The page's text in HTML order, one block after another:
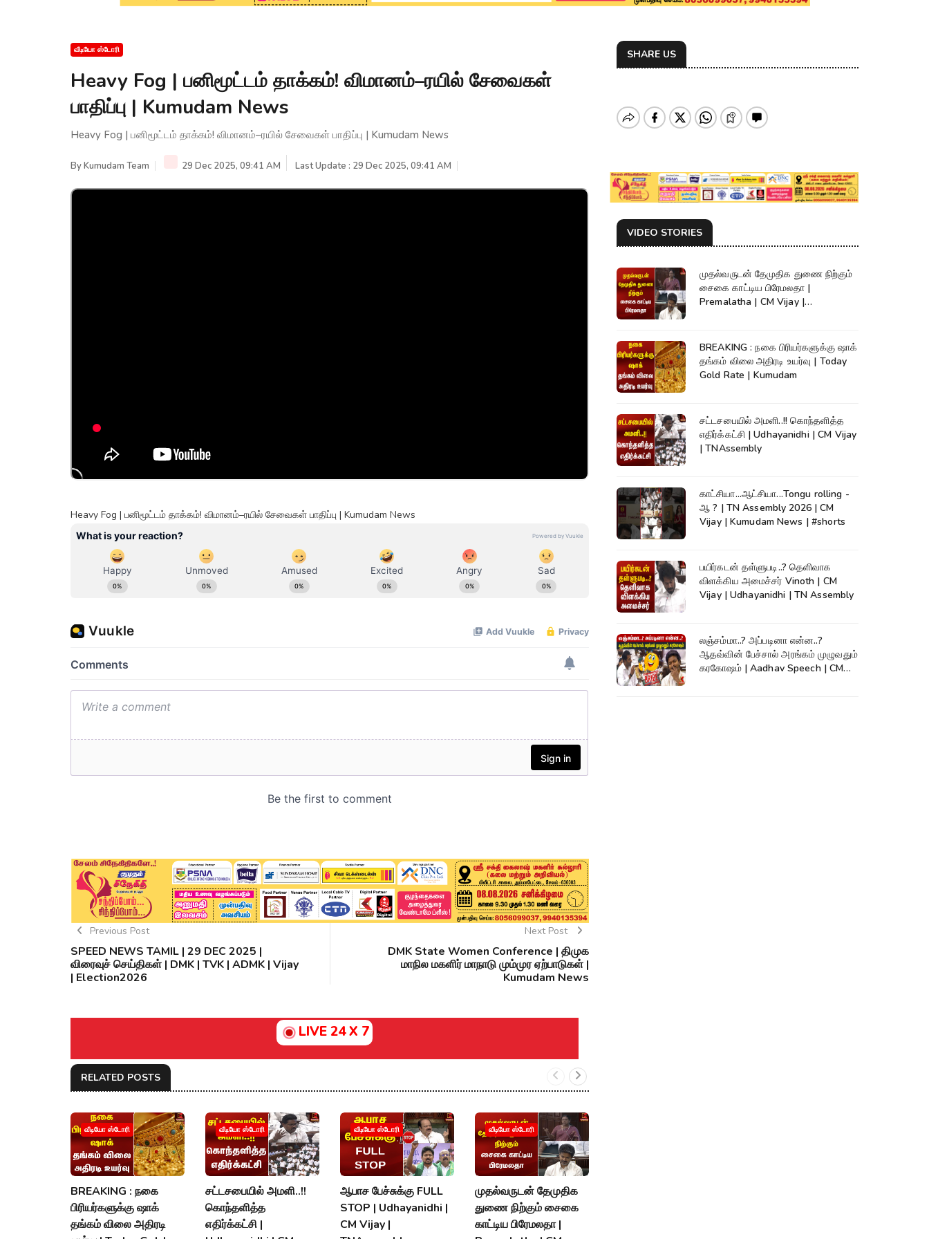
வீடியோ ஸ்டோரி
Heavy Fog | பனிமூட்டம் தாக்கம்! விமானம்–ரயில் சேவைகள்
பாதிப்பு | Kumudam News
Heavy Fog | பனிமூட்டம் தாக்கம்! விமானம்–ரயில் சேவைகள் பாதிப்பு | Kumudam News
ByKumudam Team 29 Dec 2025, 09:41 AM Last Update : 29 Dec 2025, 09:41 AM
Heavy Fog | பனிமூட்டம் தாக்கம்! விமானம்–ரயில் சேவைகள் பாதிப்பு | Kumudam News
Previous Post
SPEED NEWS TAMIL | 29 DEC 2025 |
விரைவுச் செய்திகள் | DMK | TVK | ADMK | Vijay
| Election2026
Next Post
DMK State Women Conference | திமுக
மாநில மகளிர் மாநாடு மும்முர ஏற்பாடுகள் |
Kumudam News
LIVE 24 X 7
RELATED POSTS
வீடியோ ஸ்டோரி
BREAKING : நகை
பிரியர்களுக்கு ஷாக்
தங்கம் விலை அதிரடி
வீடியோ ஸ்டோரி
சட்டசபையில் அமளி..!!
கொந்தளித்த
எதிர்க்கட்சி |
வீடியோ ஸ்டோரி
ஆபாச பேச்சுக்கு FULL
STOP | Udhayanidhi |
CM Vijay |
வீடியோ ஸ்டோரி
முதல்வருடன் தேமுதிக
துணை நிற்கும் சைகை
காட்டிய பிரேமலதா |
SHARE US
VIDEO STORIES
முதல்வருடன் தேமுதிக துணை நிற்கும்
சைகை காட்டிய பிரேமலதா |
Premalatha | CM Vijay |
BREAKING : நகை பிரியர்களுக்கு ஷாக்
தங்கம் விலை அதிரடி உயர்வு | Today
Gold Rate | Kumudam
சட்டசபையில் அமளி..!! கொந்தளித்த
எதிர்க்கட்சி | Udhayanidhi | CM Vijay
| TNAssembly
காட்சியா...ஆட்சியா...Tongu rolling -
ஆ ? | TN Assembly 2026 | CM
Vijay | Kumudam News | #shorts
பயிர்கடன் தள்ளுபடி..? தெளிவாக
விளக்கிய அமைச்சர் Vinoth | CM
Vijay | Udhayanidhi | TN Assembly
லஞ்சம்மா..? அப்படினா என்ன..?
ஆதவ்வின் பேச்சால் அரங்கம் முழுவதும்
கரகோஷம் | Aadhav Speech | CM